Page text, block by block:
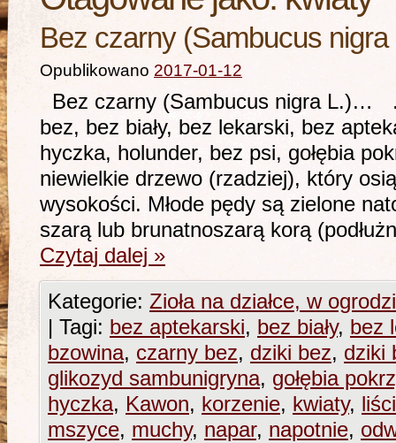
Bez czarny (Sambucus nigra
Opublikowano 2017-01-12
Bez czarny (Sambucus nigra L.)…
bez, bez biały, bez lekarski, bez
hyczka, holunder, bez psi, gołębia
niewielkie drzewo (rzadziej), który
wysokości. Młode pędy są zielone
szarą lub brunatnoszarą korą
Czytaj dalej »
Kategorie: Zioła na działce, w
| Tagi: bez aptekarski, bez biały, bez
bzowina, czarny bez, dziki bez, dziki
glikozyd sambunigryna, gołębia
hyczka, Kawon, korzenie, kwiaty,
mszyce, muchy, napar, napotnie,